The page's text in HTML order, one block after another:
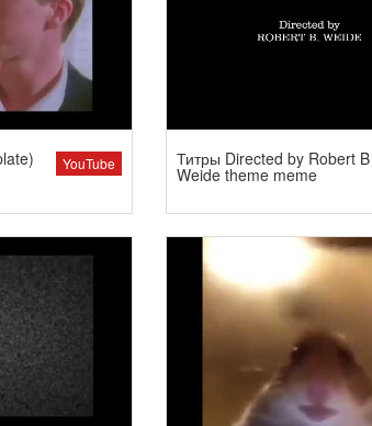
YouTube Титры Directed by Robert B
Weide theme meme